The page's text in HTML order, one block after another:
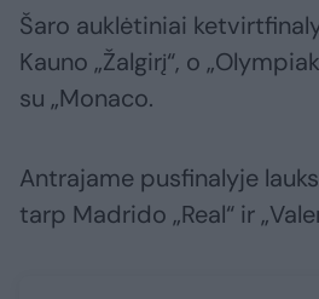
Šaro auklėtiniai
Kauno „Žalgirį“, o
su „Monaco.
Antrajame pusfinalyje
tarp Madrido „Real“ ir